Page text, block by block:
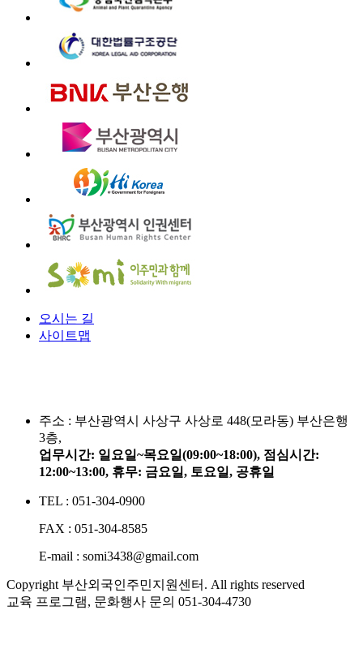
오시는 길
사이트맵
주소 : 부산광역시 사상구 사상로 448(모라동) 부산은행
3층,
업무시간: 일요일~목요일(09:00~18:00), 점심시간:
12:00~13:00, 휴무: 금요일, 토요일, 공휴일
TEL : 051-304-0900
FAX : 051-304-8585
E-mail : somi3438@gmail.com
Copyright 부산외국인주민지원센터. All rights reserved
교육 프로그램, 문화행사 문의 051-304-4730